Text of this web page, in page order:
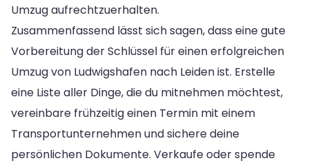
Umzug aufrechtzuerhalten.
Zusammenfassend lässt sich sagen, dass eine gute
Vorbereitung der Schlüssel für einen erfolgreichen
Umzug von Ludwigshafen nach Leiden ist. Erstelle
eine Liste aller Dinge, die du mitnehmen möchtest,
vereinbare frühzeitig einen Termin mit einem
Transportunternehmen und sichere deine
persönlichen Dokumente. Verkaufe oder spende